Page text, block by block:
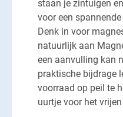
staan je zintuigen
voor een
Denk in voor
natuurlijk aan
een aanvulling kan
praktische bijdrage
voorraad op peil te
uurtje voor het